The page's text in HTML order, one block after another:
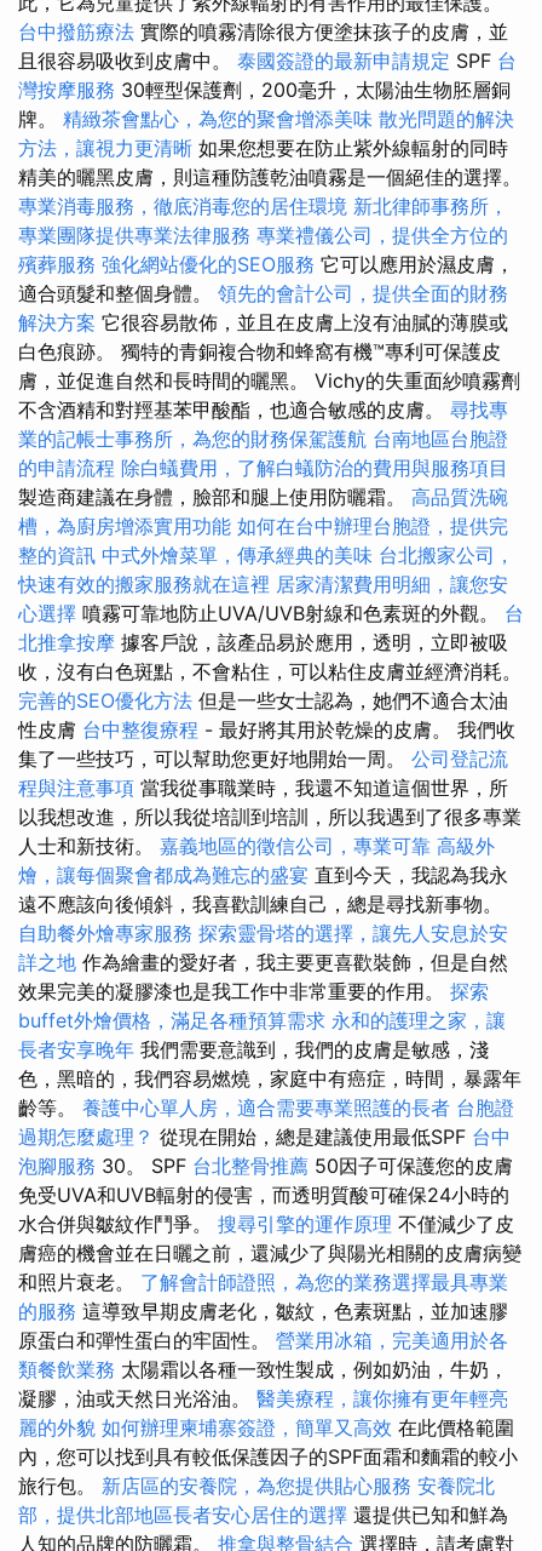
台中撥筋療法 實際的噴霧清除很方便塗抹孩子的皮膚，並
且很容易吸收到皮膚中。 泰國簽證的最新申請規定 SPF 台
灣按摩服務 30輕型保護劑，200毫升，太陽油生物胚層銅
牌。 精緻茶會點心，為您的聚會增添美味 散光問題的解決
方法，讓視力更清晰 如果您想要在防止紫外線輻射的同時
精美的曬黑皮膚，則這種防護乾油噴霧是一個絕佳的選擇。
專業消毒服務，徹底消毒您的居住環境 新北律師事務所，
專業團隊提供專業法律服務 專業禮儀公司，提供全方位的
殯葬服務 強化網站優化的SEO服務 它可以應用於濕皮膚，
適合頭髮和整個身體。 領先的會計公司，提供全面的財務
解決方案 它很容易散佈，並且在皮膚上沒有油膩的薄膜或
白色痕跡。 獨特的青銅複合物和蜂窩有機™專利可保護皮
膚，並促進自然和長時間的曬黑。 Vichy的失重面紗噴霧劑
不含酒精和對羥基苯甲酸酯，也適合敏感的皮膚。 尋找專
業的記帳士事務所，為您的財務保駕護航 台南地區台胞證
的申請流程 除白蟻費用，了解白蟻防治的費用與服務項目
製造商建議在身體，臉部和腿上使用防曬霜。 高品質洗碗
槽，為廚房增添實用功能 如何在台中辦理台胞證，提供完
整的資訊 中式外燴菜單，傳承經典的美味 台北搬家公司，
快速有效的搬家服務就在這裡 居家清潔費用明細，讓您安
心選擇 噴霧可靠地防止UVA/UVB射線和色素斑的外觀。 台
北推拿按摩 據客戶說，該產品易於應用，透明，立即被吸
收，沒有白色斑點，不會粘住，可以粘住皮膚並經濟消耗。
完善的SEO優化方法 但是一些女士認為，她們不適合太油
性皮膚 台中整復療程 - 最好將其用於乾燥的皮膚。 我們收
集了一些技巧，可以幫助您更好地開始一周。 公司登記流
程與注意事項 當我從事職業時，我還不知道這個世界，所
以我想改進，所以我從培訓到培訓，所以我遇到了很多專業
人士和新技術。 嘉義地區的徵信公司，專業可靠 高級外
燴，讓每個聚會都成為難忘的盛宴 直到今天，我認為我永
遠不應該向後傾斜，我喜歡訓練自己，總是尋找新事物。
自助餐外燴專家服務 探索靈骨塔的選擇，讓先人安息於安
詳之地 作為繪畫的愛好者，我主要更喜歡裝飾，但是自然
效果完美的凝膠漆也是我工作中非常重要的作用。 探索
buffet外燴價格，滿足各種預算需求 永和的護理之家，讓
長者安享晚年 我們需要意識到，我們的皮膚是敏感，淺
色，黑暗的，我們容易燃燒，家庭中有癌症，時間，暴露年
齡等。 養護中心單人房，適合需要專業照護的長者 台胞證
過期怎麼處理？ 從現在開始，總是建議使用最低SPF 台中
泡腳服務 30。 SPF 台北整骨推薦 50因子可保護您的皮膚
免受UVA和UVB輻射的侵害，而透明質酸可確保24小時的
水合併與皺紋作鬥爭。 搜尋引擎的運作原理 不僅減少了皮
膚癌的機會並在日曬之前，還減少了與陽光相關的皮膚病變
和照片衰老。 了解會計師證照，為您的業務選擇最具專業
的服務 這導致早期皮膚老化，皺紋，色素斑點，並加速膠
原蛋白和彈性蛋白的牢固性。 營業用冰箱，完美適用於各
類餐飲業務 太陽霜以各種一致性製成，例如奶油，牛奶，
凝膠，油或天然日光浴油。 醫美療程，讓你擁有更年輕亮
麗的外貌 如何辦理柬埔寨簽證，簡單又高效 在此價格範圍
內，您可以找到具有較低保護因子的SPF面霜和麵霜的較小
旅行包。 新店區的安養院，為您提供貼心服務 安養院北
部，提供北部地區長者安心居住的選擇 還提供已知和鮮為
人知的品牌的防曬霜。 推拿與整骨結合 選擇時，請考慮對